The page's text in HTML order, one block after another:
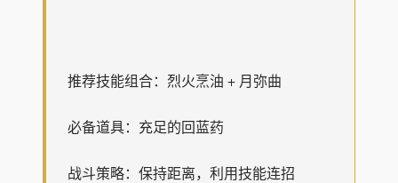
推荐技能组合：烈火烹油 + 月弥曲
必备道具：充足的回蓝药
战斗策略：保持距离，利用技能连招